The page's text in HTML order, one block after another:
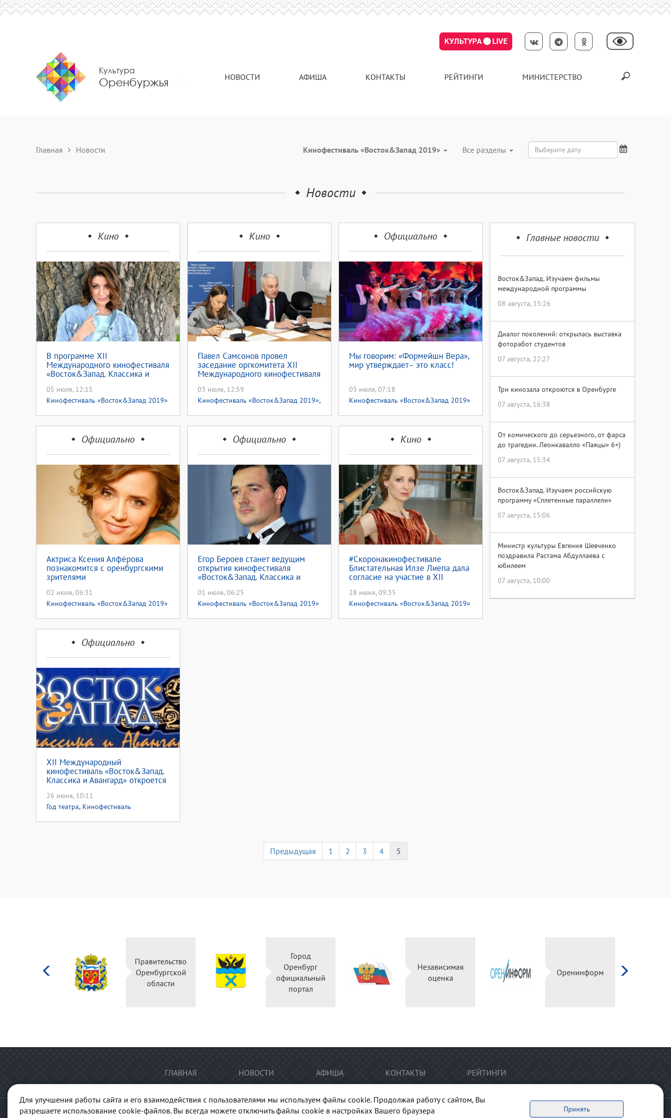
КУЛЬТУРА LIVE
Культура
Оренбуржья НОВОСТИ АФИША КОНТАКТЫ РЕЙТИНГИ МИНИСТЕРСТВО
Главная Новости Кинофестиваль «Восток&Запад 2019» Все разделы
Новости
Кино
В программе XII
Международного кинофестиваля
«Восток&Запад. Классика и
Макеевой с жителями Бузулука
(12+)
05 июля, 12:15
Кинофестиваль «Восток&Запад 2019»
Кино
Павел Самсонов провел
заседание оргкомитета XII
Международного кинофестиваля
Авангард»
03 июля, 12:59
Кинофестиваль «Восток&Запад 2019»,
Официально
Мы говорим: «Формейшн Вера»,
мир утверждает– это класс!
03 июля, 07:18
Кинофестиваль «Восток&Запад 2019»
Официально
Актриса Ксения Алфёрова
познакомится с оренбургскими
зрителями
02 июля, 06:31
Кинофестиваль «Восток&Запад 2019»
Официально
Егор Бероев станет ведущим
открытия кинофестиваля
«Восток&Запад. Классика и
01 июля, 06:25
Кинофестиваль «Восток&Запад 2019»
Кино
#Скоронакинофестивале
Блистательная Илзе Лиепа дала
согласие на участие в XII
«Восток&Запад. Классика и
Авангард»
28 июня, 09:35
Кинофестиваль «Восток&Запад 2019»
Официально
XII Международный
кинофестиваль «Восток&Запад.
Классика и Авангард» откроется
26 июня, 10:11
Год театра, Кинофестиваль
Главные новости
Восток&Запад. Изучаем фильмы
международной программы
08 августа, 15:26
Диалог поколений: открылась выставка
фоторабот студентов
07 августа, 22:27
Три кинозала откроются в Оренбурге
07 августа, 16:38
От комического до серьезного, от фарса
до трагедии. Леонкавалло «Паяцы» 6+)
07 августа, 15:34
Восток&Запад. Изучаем российскую
программу «Сплетенные параллели»
07 августа, 15:06
Министр культуры Евгения Шевченко
поздравила Растама Абдуллаева с
юбилеем
07 августа, 10:00
Предыдущая 1 2 3 4 5
Правительство
Оренбургской
области
Город
Оренбург
официальный
портал
Независимая
оценка
Оренинформ
Для улучшения работы сайта и его взаимодействия с пользователями мы используем файлы cookie. Продолжая работу с сайтом, Вы
разрешаете использование cookie-файлов. Вы всегда можете отключить файлы cookie в настройках Вашего браузера
Принять
ГЛАВНАЯ НОВОСТИ АФИША КОНТАКТЫ РЕЙТИНГИ